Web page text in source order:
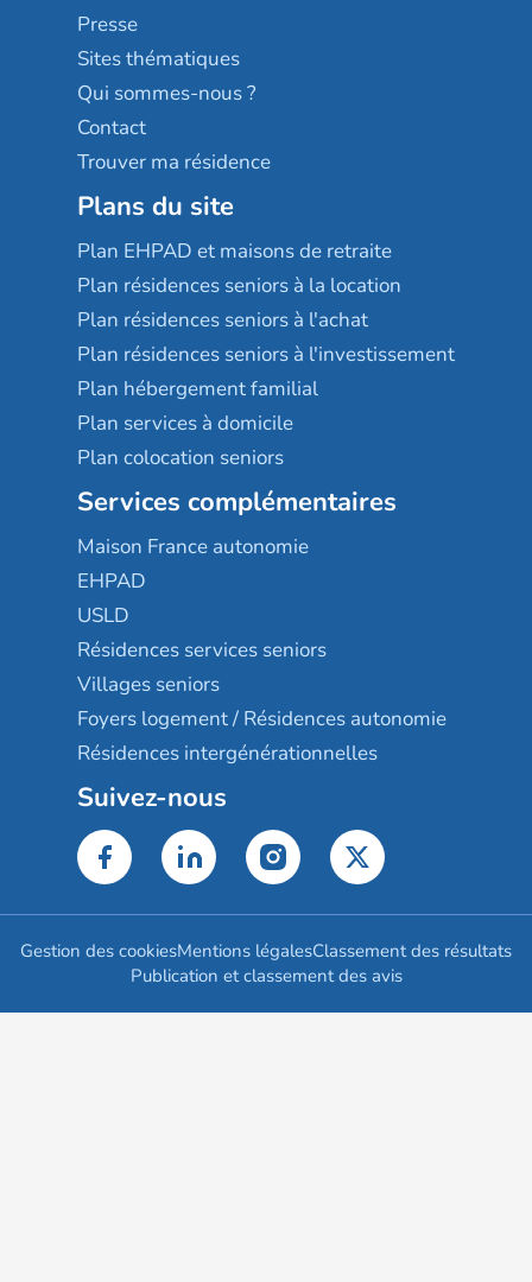
Sérénys
Résidences services Villa Médicis
Presse
Sites thématiques
Qui sommes-nous ?
Contact
Trouver ma résidence
Plans du site
Plan EHPAD et maisons de retraite
Plan résidences seniors à la location
Plan résidences seniors à l'achat
Plan résidences seniors à l'investissement
Plan hébergement familial
Plan services à domicile
Plan colocation seniors
Services complémentaires
Maison France autonomie
EHPAD
USLD
Résidences services seniors
Villages seniors
Foyers logement / Résidences autonomie
Résidences intergénérationnelles
Suivez-nous
Gestion des cookiesMentions légalesClassement des résultats
Publication et classement des avis